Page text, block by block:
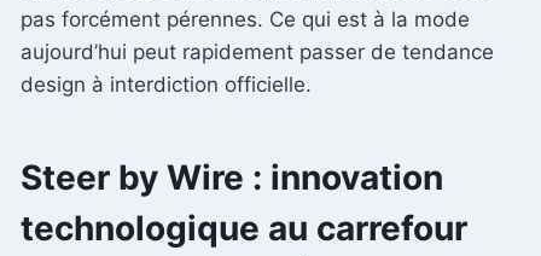
pas forcément pérennes. Ce qui est à la mode
aujourd’hui peut rapidement passer de tendance
design à interdiction officielle.
Steer by Wire : innovation
technologique au carrefour